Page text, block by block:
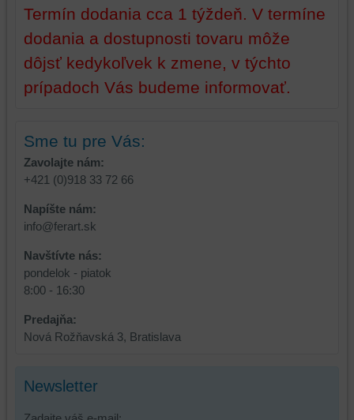
Termín dodania cca 1 týždeň. V termíne
dodania a dostupnosti tovaru môže
dôjsť kedykoľvek k zmene, v týchto
prípadoch Vás budeme informovať.
Sme tu pre Vás:
Zavolajte nám:
+421 (0)918 33 72 66
Napíšte nám:
info@ferart.sk
Navštívte nás:
pondelok - piatok
8:00 - 16:30
Predajňa:
Nová Rožňavská 3, Bratislava
Newsletter
funkčnosti
zážitku
z
prehliadania
a
váš
z
prehliadania,
ukladať
niektoré
preferencií
bez
toho,
aby
ste
mali
používateľský
účet
alebo
prihlásenia,
používať
zdroje